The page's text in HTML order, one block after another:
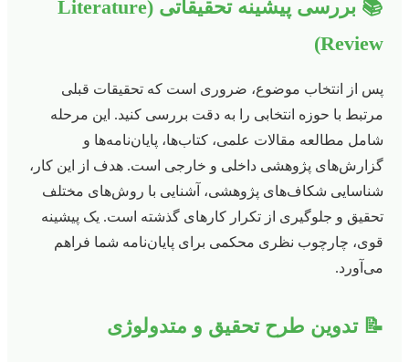
📚 بررسی پیشینه تحقیقاتی (Literature
Review)
پس از انتخاب موضوع، ضروری است که تحقیقات قبلی
مرتبط با حوزه انتخابی را به دقت بررسی کنید. این مرحله
شامل مطالعه مقالات علمی، کتاب‌ها، پایان‌نامه‌ها و
گزارش‌های پژوهشی داخلی و خارجی است. هدف از این کار،
شناسایی شکاف‌های پژوهشی، آشنایی با روش‌های مختلف
تحقیق و جلوگیری از تکرار کارهای گذشته است. یک پیشینه
قوی، چارچوب نظری محکمی برای پایان‌نامه شما فراهم
می‌آورد.
📝 تدوین طرح تحقیق و متدولوژی